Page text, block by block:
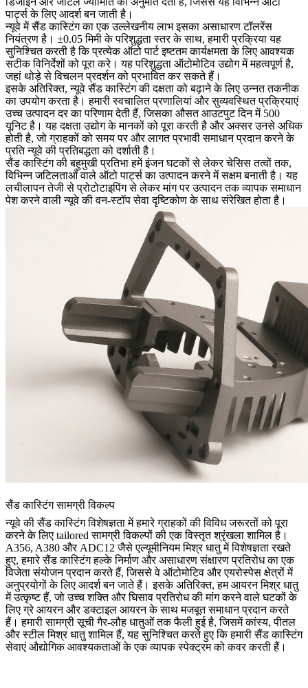
पार्ट्स के लिए आदर्श बन जाती है।
न्यूवे में सैंड कास्टिंग का एक उल्लेखनीय लाभ इसका असाधारण टॉलरेंस
नियंत्रण है। ±0.05 मिमी के परिशुद्धता स्तर के साथ, हमारी प्रक्रिया यह
सुनिश्चित करती है कि प्रत्येक ऑटो पार्ट इष्टतम कार्यक्षमता के लिए आवश्यक
सटीक विनिर्देशों को पूरा करे। यह परिशुद्धता ऑटोमोटिव उद्योग में महत्वपूर्ण है,
जहां थोड़े से विचलन प्रदर्शन को प्रभावित कर सकते हैं।
इसके अतिरिक्त, न्यूवे सैंड कास्टिंग की दक्षता को बढ़ाने के लिए उन्नत तकनीक
का उपयोग करता है। हमारी स्वचालित प्रणालियां और सुव्यवस्थित प्रक्रियाएं
उच्च उत्पादन दर का परिणाम देती हैं, जिसका औसत आउटपुट दिन में 500
यूनिट है। यह दक्षता उद्योग के मानकों को पूरा करती है और अक्सर उनसे अधिक
होती है, जो ग्राहकों को समय पर और लागत प्रभावी समाधान प्रदान करने के
प्रति न्यूवे की प्रतिबद्धता को दर्शाती है।
सैंड कास्टिंग की बहुमुखी प्रतिभा हमें इंजन घटकों से लेकर चेसिस तत्वों तक,
विभिन्न जटिलताओं वाले ऑटो पार्ट्स का उत्पादन करने में सक्षम बनाती है। यह
लचीलापन तेजी से प्रोटोटाइपिंग से लेकर मांग पर उत्पादन तक व्यापक समाधान
पेश करने वाली न्यूवे की वन-स्टॉप सेवा दृष्टिकोण के साथ संरेखित होता है।
सैंड कास्टिंग सामग्री विकल्प
न्यूवे की सैंड कास्टिंग विशेषज्ञता में हमारे ग्राहकों की विविध जरूरतों को पूरा
करने के लिए tailored सामग्री विकल्पों की एक विस्तृत श्रृंखला शामिल है।
A356, A380 और ADC12 जैसे एल्यूमीनियम मिश्र धातु में विशेषज्ञता रखते
हुए, हमारे सैंड कास्टिंग हल्के निर्माण और असाधारण संक्षारण प्रतिरोध का एक
विजेता संयोजन प्रदान करते हैं, जिससे वे ऑटोमोटिव और एयरोस्पेस क्षेत्रों में
अनुप्रयोगों के लिए आदर्श बन जाते हैं। इसके अतिरिक्त, हम आयरन मिश्र धातु
में उत्कृष्ट हैं, जो उच्च शक्ति और घिसाव प्रतिरोध की मांग करने वाले घटकों के
लिए ग्रे आयरन और डक्टाइल आयरन के साथ मजबूत समाधान प्रदान करते
हैं। हमारी सामग्री सूची गैर-लौह धातुओं तक फैली हुई है, जिसमें कांस्य, पीतल
और स्टील मिश्र धातु शामिल हैं, यह सुनिश्चित करते हुए कि हमारी सैंड कास्टिंग
सेवाएं औद्योगिक आवश्यकताओं के एक व्यापक स्पेक्ट्रम को कवर करती हैं।